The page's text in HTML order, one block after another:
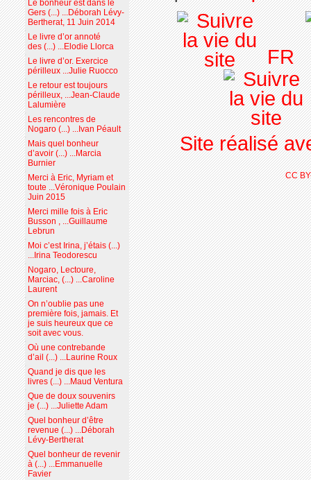
Le bonheur est dans le
Gers (...) ...Déborah Lévy-
Bertherat, 11 Juin 2014
Le livre d’or annoté
des (...) ...Elodie Llorca
Le livre d’or. Exercice
périlleux ...Julie Ruocco
Le retour est toujours
périlleux, ...Jean-Claude
Lalumière
Les rencontres de
Nogaro (...) ...Ivan Péault
Mais quel bonheur
d’avoir (...) ...Marcia
Burnier
Merci à Eric, Myriam et
toute ...Véronique Poulain
Juin 2015
Merci mille fois à Eric
Busson , ...Guillaume
Lebrun
Moi c’est Irina, j’étais (...)
...Irina Teodorescu
Nogaro, Lectoure,
Marciac, (...) ...Caroline
Laurent
On n’oublie pas une
première fois, jamais. Et
je suis heureux que ce
soit avec vous.
Où une contrebande
d’ail (...) ...Laurine Roux
Quand je dis que les
livres (...) ...Maud Ventura
Que de doux souvenirs
je (...) ...Juliette Adam
Quel bonheur d’être
revenue (...) ...Déborah
Lévy-Bertherat
Quel bonheur de revenir
à (...) ...Emmanuelle
Favier
FR
Site réalisé
CC